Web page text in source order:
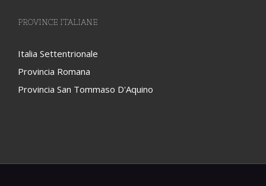
PROVINCE ITALIANE
Italia Settentrionale
Provincia Romana
Provincia San Tommaso D'Aquino